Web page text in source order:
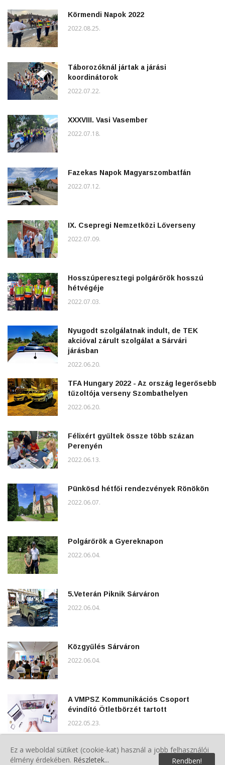
Körmendi Napok 2022
2022.08.25.
Táborozóknál jártak a járási
koordinátorok
2022.07.22.
XXXVIII. Vasi Vasember
2022.07.18.
Fazekas Napok Magyarszombatfán
2022.07.12.
IX. Csepregi Nemzetközi Lőverseny
2022.07.09.
Hosszúperesztegi polgárőrök hosszú
hétvégéje
2022.07.03.
Nyugodt szolgálatnak indult, de TEK
akcióval zárult szolgálat a Sárvári
járásban
2022.06.20.
TFA Hungary 2022 - Az ország legerősebb
tűzoltója verseny Szombathelyen
2022.06.20.
Félixért gyűltek össze több százan
Perenyén
2022.06.13.
Pünkösd hétfői rendezvények Rönökön
2022.06.07.
Polgárőrök a Gyereknapon
2022.06.04.
5.Veterán Piknik Sárváron
2022.06.04.
Közgyűlés Sárváron
2022.06.04.
A VMPSZ Kommunikációs Csoport
évindító Ötletbörzét tartott
2022.05.23.
Répcelaki Polgárőr Egyesület Tisztújító
Közgyűlése
Ez a weboldal sütiket (cookie-kat) használ a jobb felhasználói
élmény érdekében. Részletek... Rendben!